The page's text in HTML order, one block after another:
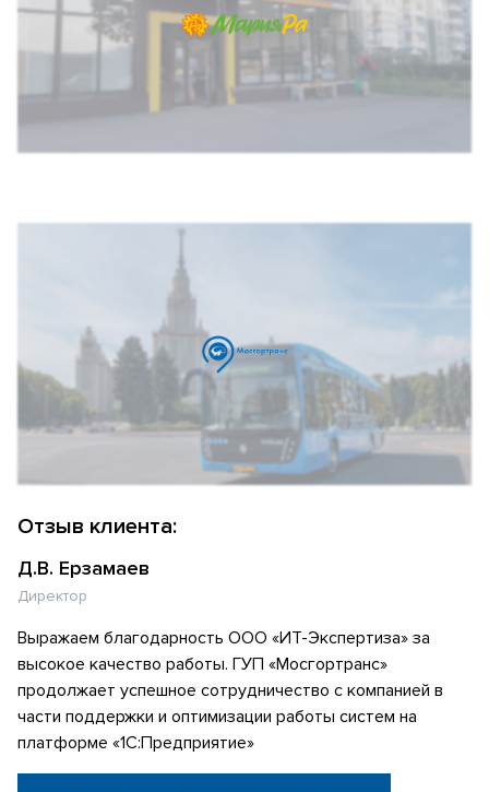
Отзыв клиента:
Д.В. Ерзамаев
Директор
Выражаем благодарность ООО «ИТ-Экспертиза» за
высокое качество работы. ГУП «Мосгортранс»
продолжает успешное сотрудничество с компанией в
части поддержки и оптимизации работы систем на
платформе «1С:Предприятие»